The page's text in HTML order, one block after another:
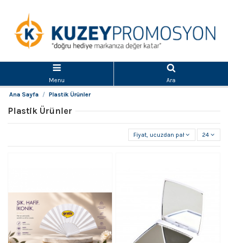
Menu
Ara
Ana Sayfa
Plastik Ürünler
Plastik Ürünler
Fiyat, ucuzdan pahalıya 24